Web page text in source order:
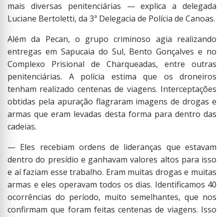
mais diversas penitenciárias — explica a delegada
Luciane Bertoletti, da 3ª Delegacia de Polícia de Canoas.
Além da Pecan, o grupo criminoso agia realizando
entregas em Sapucaia do Sul, Bento Gonçalves e no
Complexo Prisional de Charqueadas, entre outras
penitenciárias. A polícia estima que os droneiros
tenham realizado centenas de viagens. Interceptações
obtidas pela apuração flagraram imagens de drogas e
armas que eram levadas desta forma para dentro das
cadeias.
— Eles recebiam ordens de lideranças que estavam
dentro do presídio e ganhavam valores altos para isso
e aí faziam esse trabalho. Eram muitas drogas e muitas
armas e eles operavam todos os dias. Identificamos 40
ocorrências do período, muito semelhantes, que nos
confirmam que foram feitas centenas de viagens. Isso